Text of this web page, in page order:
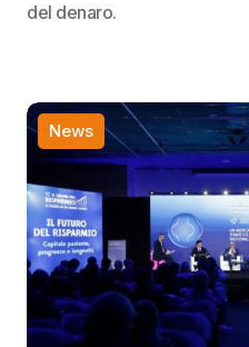
del denaro.
News